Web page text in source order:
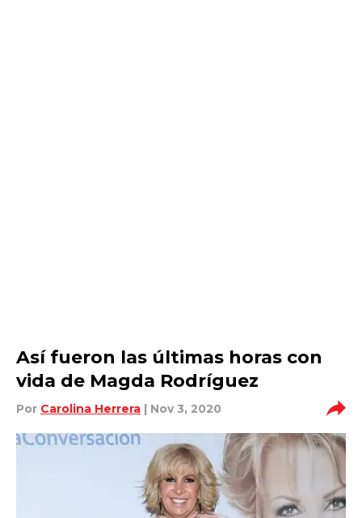
Así fueron las últimas horas con
vida de Magda Rodríguez
Por Carolina Herrera | Nov 3, 2020